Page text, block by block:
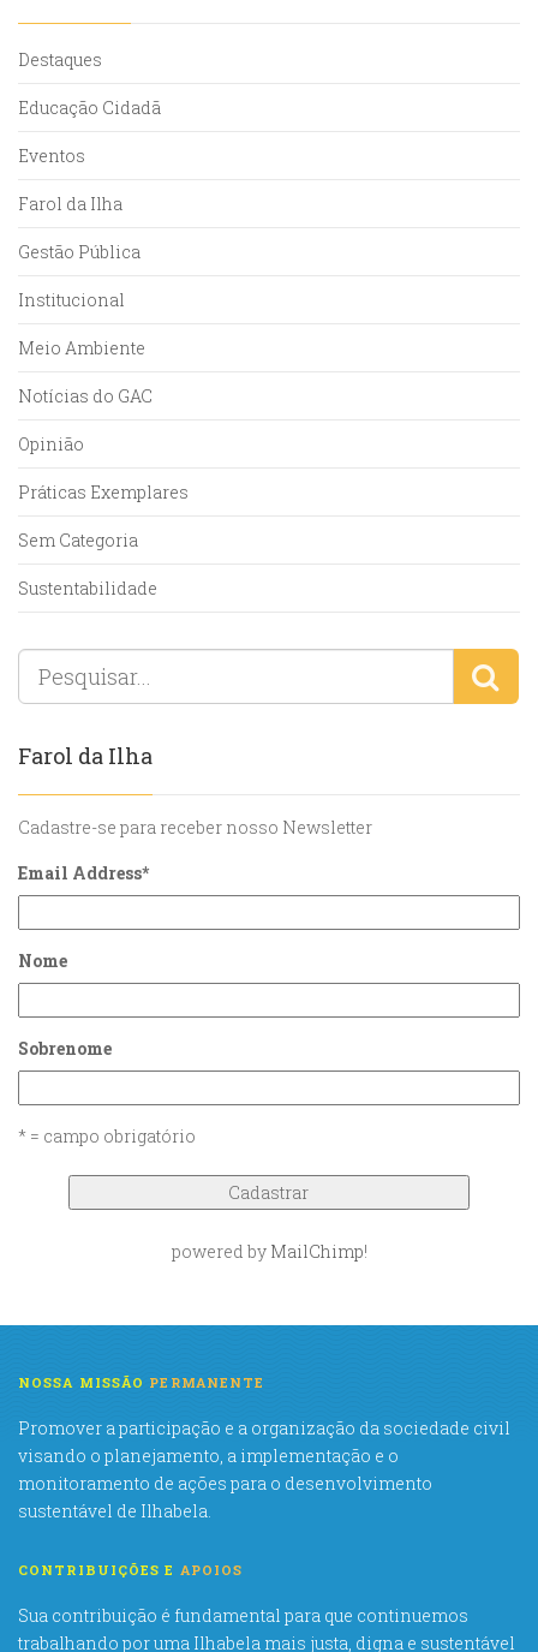
Destaques
Educação Cidadã
Eventos
Farol da Ilha
Gestão Pública
Institucional
Meio Ambiente
Notícias do GAC
Opinião
Práticas Exemplares
Sem Categoria
Sustentabilidade
Farol da Ilha
Cadastre-se para receber nosso Newsletter
Email Address*
Nome
Sobrenome
* = campo obrigatório
powered by MailChimp!
NOSSA MISSÃO PERMANENTE
Promover a participação e a organização da sociedade civil
visando o planejamento, a implementação e o
monitoramento de ações para o desenvolvimento
sustentável de Ilhabela.
CONTRIBUIÇÕES E APOIOS
Sua contribuição é fundamental para que continuemos
trabalhando por uma Ilhabela mais justa, digna e sustentável